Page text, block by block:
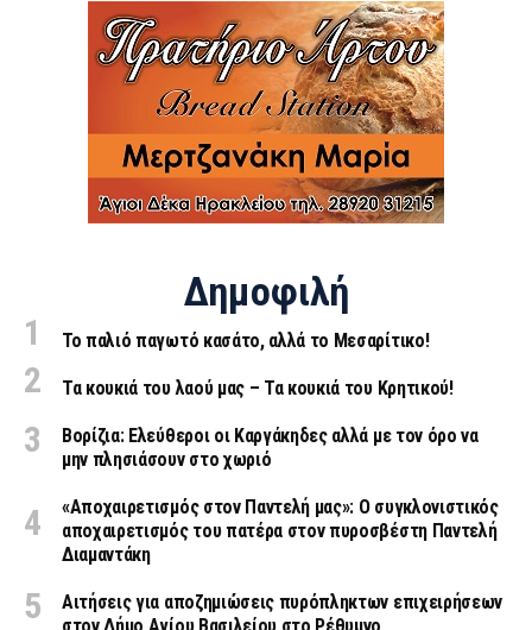
Δημοφιλή
Το παλιό παγωτό κασάτο, αλλά το Μεσαρίτικο!
Τα κουκιά του λαού μας – Τα κουκιά του Κρητικού!
Βορίζια: Ελεύθεροι οι Καργάκηδες αλλά με τον όρο να
μην πλησιάσουν στο χωριό
«Aποχαιρετισμός στον Παντελή μας»: Ο συγκλονιστικός
αποχαιρετισμός του πατέρα στον πυροσβέστη Παντελή
Διαμαντάκη
Αιτήσεις για αποζημιώσεις πυρόπληκτων επιχειρήσεων